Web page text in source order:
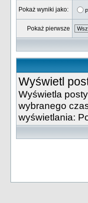
Pokaż wyniki jako:
Pokaż pierwsze
Wyświetl
Wyświetla
wybranego
wyświetlania: